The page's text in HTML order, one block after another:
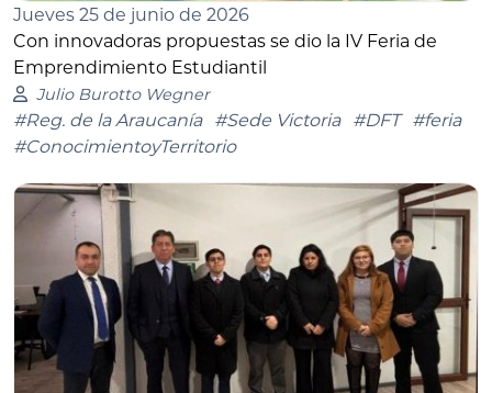
Jueves 25 de junio de 2026
Con innovadoras propuestas se dio la IV Feria de
Emprendimiento Estudiantil
Julio Burotto Wegner
#Reg. de la Araucanía #Sede Victoria #DFT
#feria
#ConocimientoyTerritorio